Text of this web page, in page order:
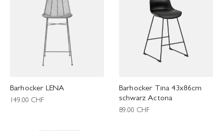
Barhocker LENA
149.00 CHF
Barhocker Tina 43x86cm
schwarz Actona
89.00 CHF